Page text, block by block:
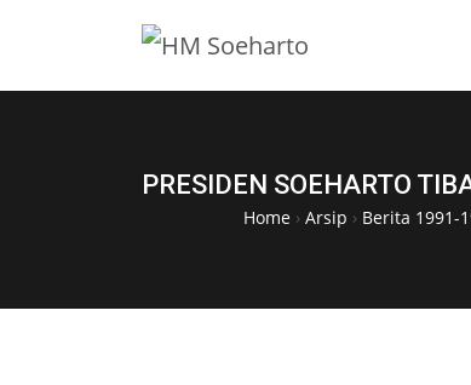
PRESIDEN SOEHARTO
Home › Arsip › Berita 1991-